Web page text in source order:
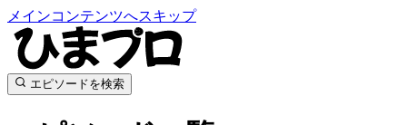
メインコンテンツへスキップ
エピソードを検索